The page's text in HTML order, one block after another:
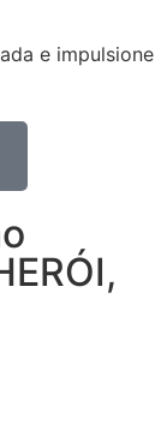
e impulsione